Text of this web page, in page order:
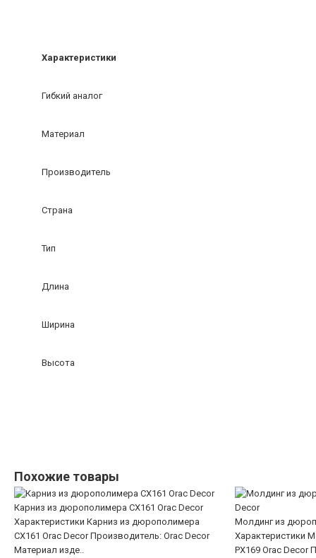
Характеристики
Гибкий аналог
Материал
Производитель
Страна
Тип
Длина
Ширина
Высота
Похожие товары
Карниз из дюрополимера CX161 Orac Decor
Характеристики Карниз из дюрополимера
CX161 Orac Decor Производитель: Orac Decor
Материал изде..
Молдинг из
Характеристики
PX169 Orac Decor